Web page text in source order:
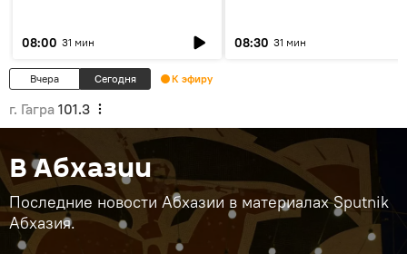
08:00 31 мин 08:30 31 мин
Вчера Сегодня К эфиру
г. Гагра 101.3
В Абхазии
Последние новости Абхазии в материалах Sputnik
Абхазия.